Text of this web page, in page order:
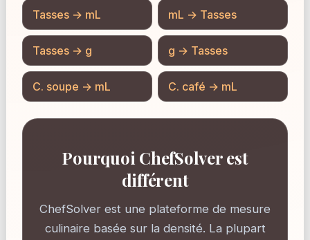
Tasses → mL mL → Tasses
Tasses → g g → Tasses
C. soupe → mL C. café → mL
Pourquoi ChefSolver est
différent
ChefSolver est une plateforme de mesure
culinaire basée sur la densité. La plupart